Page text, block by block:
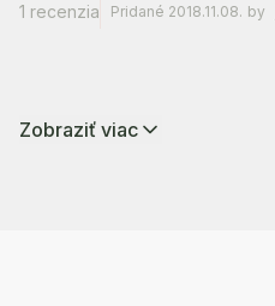
1 recenzia Pridané 2018.11.08. by
Zobraziť viac